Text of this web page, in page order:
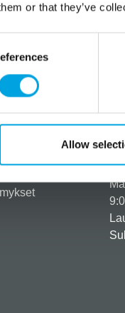
or that they’ve
Allow